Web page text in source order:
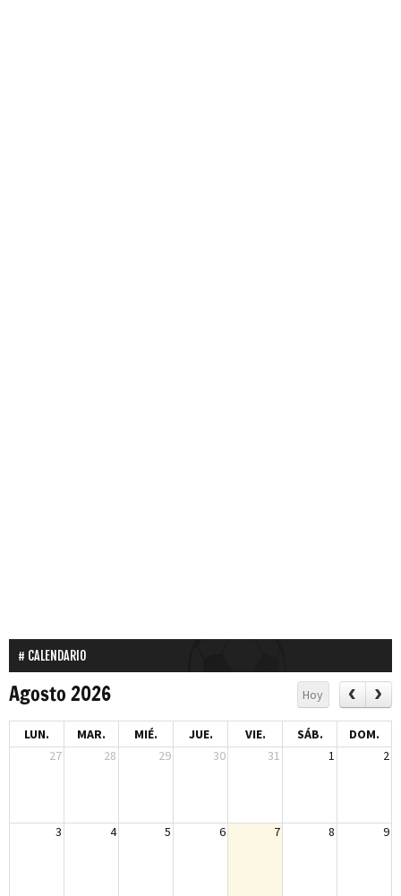
CALENDARIO
Agosto 2026 Hoy
LUN. MAR. MIÉ. JUE. VIE. SÁB.
DOM.
27
28 29 30 31 1 2
3 4 5 6 7 8 9